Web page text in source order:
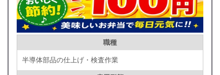
職種
半導体部品の仕上げ・検査作業